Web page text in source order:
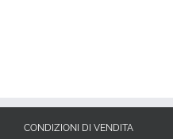
CONDIZIONI DI VENDITA